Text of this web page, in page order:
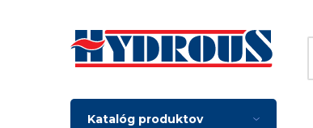
Katalóg produktov